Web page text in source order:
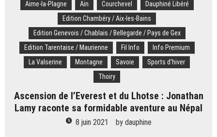
morts
dans
le
crash
d’un
ULM
dans
massif
des
Bauges
Aime-la-Plagne Ain Courchevel
Dauphiné Libéré
Edition Chambéry / Aix-les-Bains
Edition Genevois / Chablais / Bellegarde / Pays de Gex
Edition Tarentaise / Maurienne
Fil Info
Info Premium
La Valserine
Montagne Savoie
Sports d'hiver
Thoiry
Ascension de l’Everest et du Lhotse : Jonathan
Lamy raconte sa formidable aventure au Népal
8 juin 2021 by dauphine